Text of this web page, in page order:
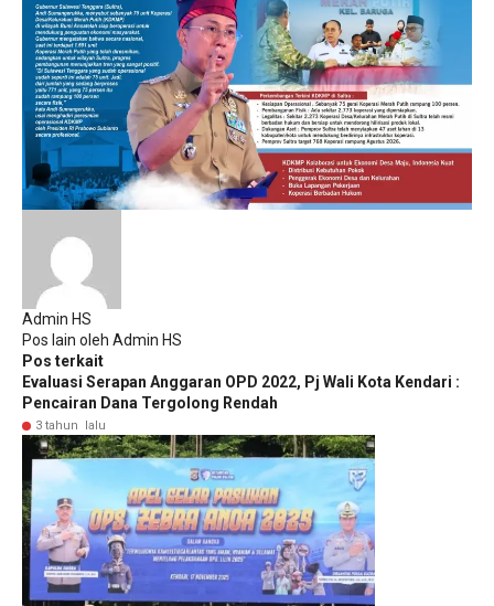
Admin HS
Pos lain oleh Admin HS
Pos terkait
Evaluasi Serapan Anggaran OPD 2022, Pj Wali Kota Kendari :
Pencairan Dana Tergolong Rendah
3 tahun lalu